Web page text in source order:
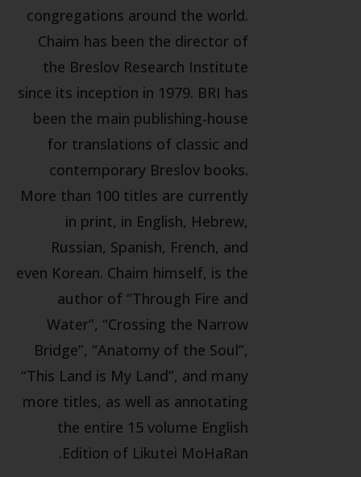
congregations around the world.
Chaim has been the director of
the Breslov Research Institute
since its inception in 1979. BRI has
been the main publishing-house
for translations of classic and
contemporary Breslov books.
More than 100 titles are currently
in print, in English, Hebrew,
Russian, Spanish, French, and
even Korean. Chaim himself, is the
author of “Through Fire and
Water”, “Crossing the Narrow
Bridge”, “Anatomy of the Soul”,
“This Land is My Land”, and many
more titles, as well as annotating
the entire 15 volume English
Edition of Likutei MoHaRan.